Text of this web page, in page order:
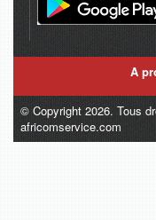
A
© Copyright 2026. Tous
africomservice.com